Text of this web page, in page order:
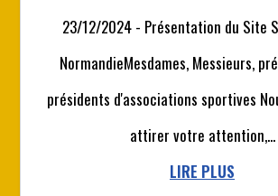
23/12/2024 - Présentation du Site
NormandieMesdames, Messieurs,
présidents d'associations sportives
attirer votre attention,...
LIRE PLUS